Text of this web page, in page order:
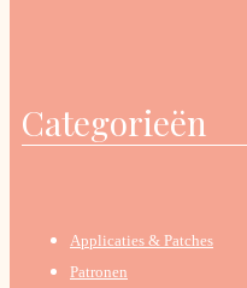
Categorieën
Applicaties & Patches
Patronen